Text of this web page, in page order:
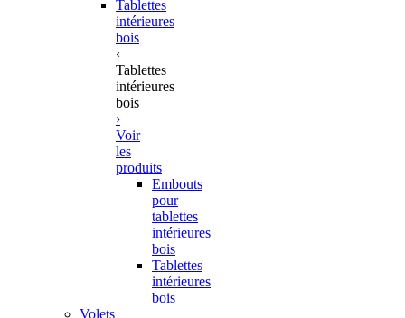
Tablettes
intérieures
bois
‹
Tablettes
intérieures
bois
›
Voir
les
produits
Embouts
pour
tablettes
intérieures
bois
Tablettes
intérieures
bois
Volets